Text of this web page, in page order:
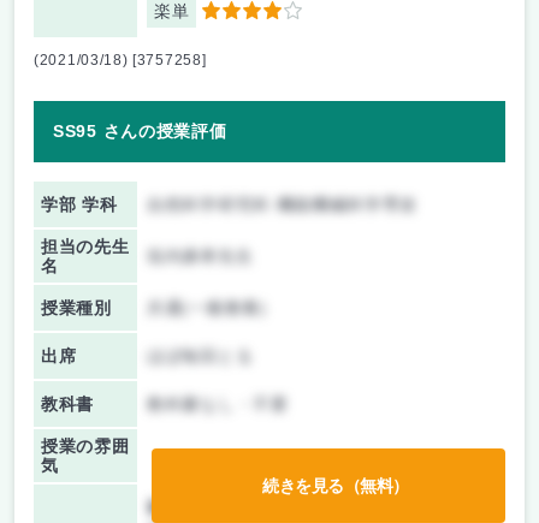
楽単 4
(2021/03/18) [3757258]
SS95 さんの授業評価
学部 学科 自然科学研究科 機能機械科学専攻
担当の先生
名
授業種別 共通(一般教養)
出席 ほぼ毎回とる
教科書 教科書なし・不要
授業の雰囲
気
前期/中間：
続きを見る（無料）